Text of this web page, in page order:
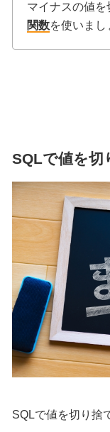
マイナスの値を
関数を使いまし
SQLで値を切
SQLで値を切り捨